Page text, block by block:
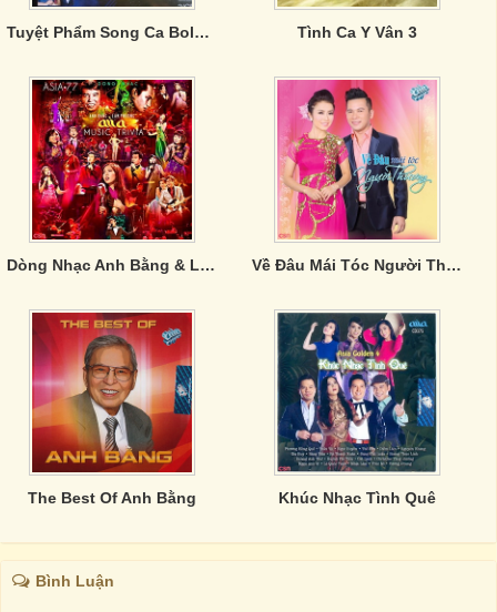
Tuyệt Phẩm Song Ca Bolero Tình Ca Y Vân 3
Dòng Nhạc Anh Bằng & Lam Phương Về Đâu Mái Tóc Người Thương
The Best Of Anh Bằng Khúc Nhạc Tình Quê
Bình Luận